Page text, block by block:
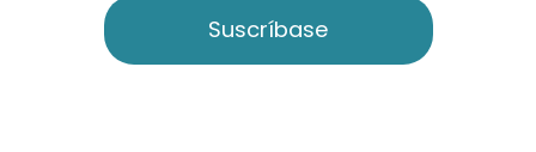
Suscríbase